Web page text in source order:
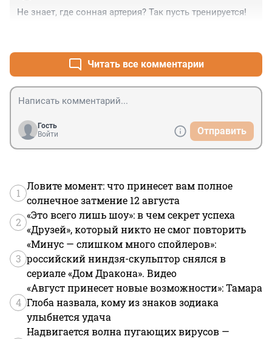
Не знает, где сонная артерия? Так пусть тренируется!
Читать все комментарии
Гость
Войти
Отправить
1
Ловите момент: что принесет вам полное
солнечное затмение 12 августа
2
«Это всего лишь шоу»: в чем секрет успеха
«Друзей», который никто не смог повторить
3
«Минус — слишком много спойлеров»:
российский ниндзя-скульптор снялся в
сериале «Дом Дракона». Видео
4
«Август принесет новые возможности»: Тамара
Глоба назвала, кому из знаков зодиака
улыбнется удача
Надвигается волна пугающих вирусов —